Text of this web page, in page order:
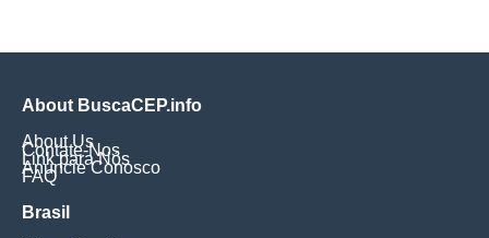
About BuscaCEP.info
About Us
Contate-Nos
Link para Nós
Anuncie Conosco
FAQ
Brasil